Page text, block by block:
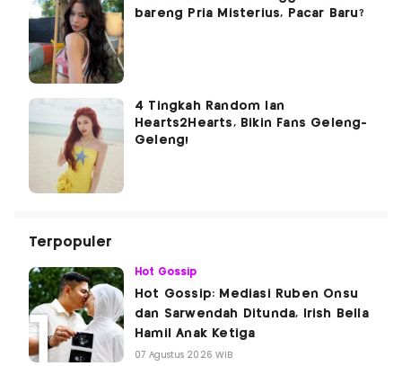
bareng Pria Misterius, Pacar Baru?
4 Tingkah Random Ian
Hearts2Hearts, Bikin Fans Geleng-
Geleng!
Terpopuler
Hot Gossip
Hot Gossip: Mediasi Ruben Onsu
dan Sarwendah Ditunda, Irish Bella
Hamil Anak Ketiga
07 Agustus 2026 WIB